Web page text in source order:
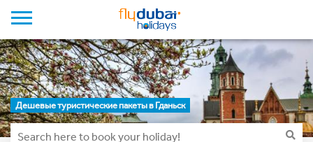
Дешевые туристические пакеты в Гданьск